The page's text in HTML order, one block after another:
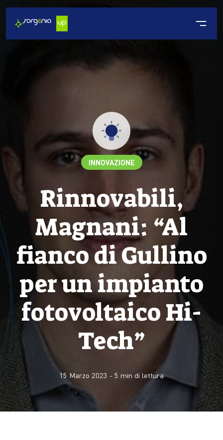
INNOVAZIONE
Rinnovabili,
Magnani: “Al
fianco di Gullino
per un impianto
fotovoltaico Hi-
Tech”
15 Marzo 2023 - 5 min di lettura